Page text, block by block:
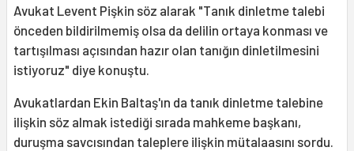
Avukat Levent Pişkin söz alarak "Tanık dinletme talebi
önceden bildirilmemiş olsa da delilin ortaya konması ve
tartışılması açısından hazır olan tanığın dinletilmesini
istiyoruz" diye konuştu.
Avukatlardan Ekin Baltaş'ın da tanık dinletme talebine
ilişkin söz almak istediği sırada mahkeme başkanı,
duruşma savcısından taleplere ilişkin mütalaasını sordu.